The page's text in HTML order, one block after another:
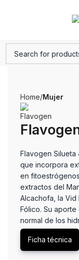
Home Mujer
Flavogen Silueta
que incorpora
en
extractos del
Alcachofa, la
Fólico. Su
normal de los
Ficha técnica